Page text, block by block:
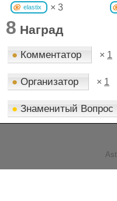
elastix × 3
8 Наград
● Комментатор × 1
● Организатор × 1
● Знаменитый Вопрос